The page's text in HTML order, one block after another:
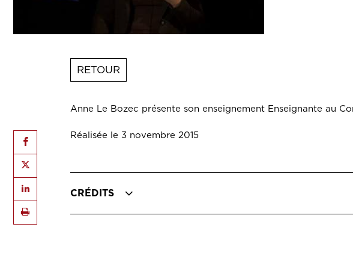
RETOUR
Anne Le Bozec présente son enseignement Enseignante au
Réalisée le 3 novembre 2015
CRÉDITS